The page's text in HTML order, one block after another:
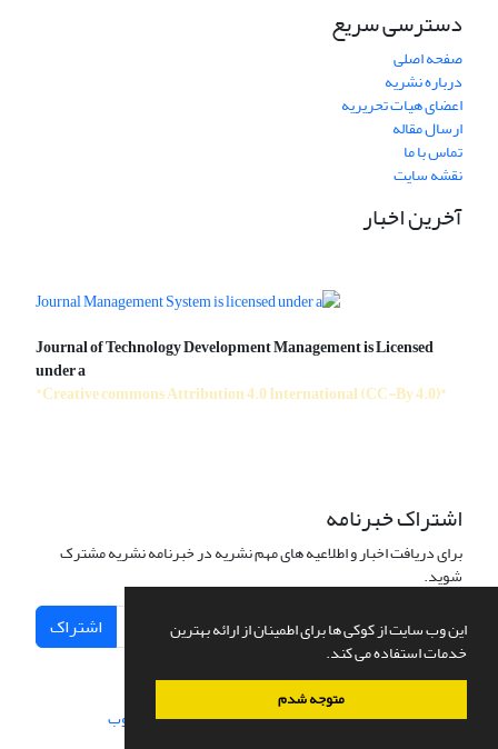
این وب سایت از کوکی ها برای اطمینان از ارائه بهترین
خدمات استفاده می کند.
متوجه شدم
دسترسی سریع
صفحه اصلی
درباره نشریه
اعضای هیات تحریریه
ارسال مقاله
تماس با ما
نقشه سایت
آخرین اخبار
Journal of Technology Development Management is Licensed
under a
"Creative commons Attribution 4.0 International (CC-By 4.0)"
اشتراک خبرنامه
برای دریافت اخبار و اطلاعیه های مهم نشریه در خبرنامه نشریه مشترک
شوید.
اشتراک
سامانه مدیریت نشریات علمی.طراحی و پیاده سازی از سیناوب